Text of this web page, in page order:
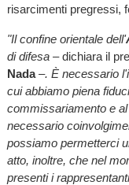
risarcimenti pregressi,
"Il confine orientale dell'
di difesa –dichiara il
Nada–. È necessario
cui abbiamo piena
commissariamento e
necessario
possiamo permetterci
atto, inoltre, che nel
presenti i